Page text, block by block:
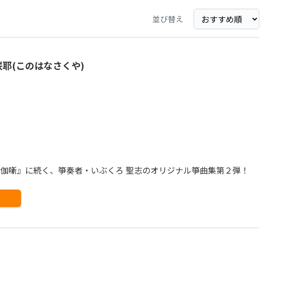
並び替え
耶(このはなさくや)
噺』に続く、箏奏者・いぶくろ 聖志のオリジナル箏曲集第２弾！